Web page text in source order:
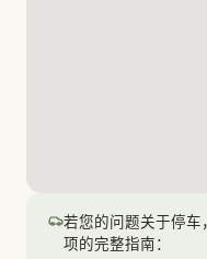
若您的问题关于停
项的完整指南：